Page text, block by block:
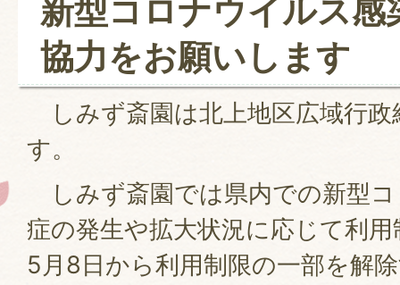
新型コロナウイルス感
協力をお願いします
しみず斎園は北上地区広域行
す。
しみず斎園では県内での新型
症の発生や拡大状況に応じて利
5月8日から利用制限の一部を解